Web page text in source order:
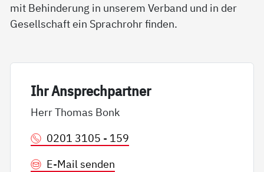
mit Behinderung in unserem Verband und in der
Gesellschaft ein Sprachrohr finden.
Ihr An­sp­rech­part­ner
Herr Thomas Bonk
0201 3105 - 159
E-Mail senden